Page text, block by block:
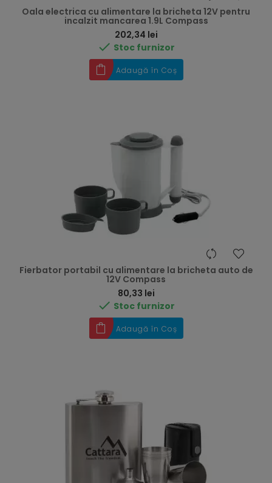
Oala electrica cu alimentare la bricheta 12V pentru
incalzit mancarea 1.9L Compass
202,34 lei
 Stoc furnizor
Adaugă în Coș
Fierbator portabil cu alimentare la bricheta auto de
12V Compass
80,33 lei
 Stoc furnizor
Adaugă în Coș